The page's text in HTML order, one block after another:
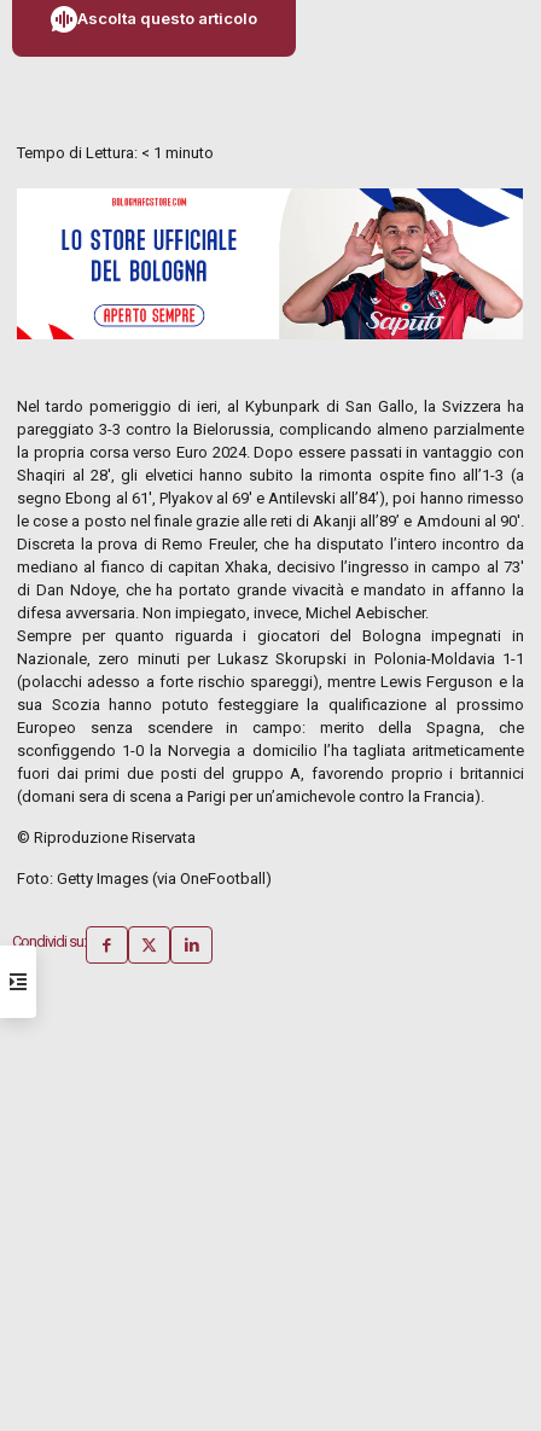
Ascolta questo articolo
Tempo di Lettura: < 1 minuto
Nel tardo pomeriggio di ieri, al Kybunpark di San Gallo, la Svizzera ha
pareggiato 3-3 contro la Bielorussia, complicando almeno parzialmente
la propria corsa verso Euro 2024. Dopo essere passati in vantaggio con
Shaqiri al 28′, gli elvetici hanno subito la rimonta ospite fino all’1-3 (a
segno Ebong al 61′, Plyakov al 69′ e Antilevski all’84’), poi hanno rimesso
le cose a posto nel finale grazie alle reti di Akanji all’89’ e Amdouni al 90′.
Discreta la prova di Remo Freuler, che ha disputato l’intero incontro da
mediano al fianco di capitan Xhaka, decisivo l’ingresso in campo al 73′
di Dan Ndoye, che ha portato grande vivacità e mandato in affanno la
difesa avversaria. Non impiegato, invece, Michel Aebischer.
Sempre per quanto riguarda i giocatori del Bologna impegnati in
Nazionale, zero minuti per Lukasz Skorupski in Polonia-Moldavia 1-1
(polacchi adesso a forte rischio spareggi), mentre Lewis Ferguson e la
sua Scozia hanno potuto festeggiare la qualificazione al prossimo
Europeo senza scendere in campo: merito della Spagna, che
sconfiggendo 1-0 la Norvegia a domicilio l’ha tagliata aritmeticamente
fuori dai primi due posti del gruppo A, favorendo proprio i britannici
(domani sera di scena a Parigi per un’amichevole contro la Francia).
© Riproduzione Riservata
Foto: Getty Images (via OneFootball)
Condividi su: